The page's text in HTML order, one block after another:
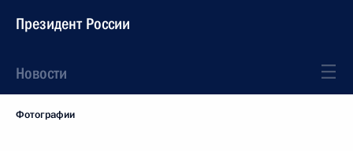
Президент России
Новости
Фотографии